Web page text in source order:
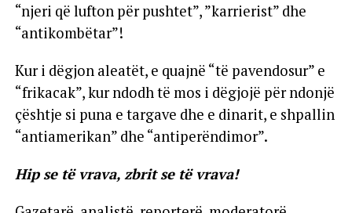
“njeri që lufton për pushtet”, ”karrierist” dhe
“antikombëtar”!
Kur i dëgjon aleatët, e quajnë “të pavendosur” e
“frikacak”, kur ndodh të mos i dëgjojë për ndonjë
çështje si puna e targave dhe e dinarit, e shpallin
“antiamerikan” dhe “antiperëndimor”.
Hip se të vrava, zbrit se të vrava!